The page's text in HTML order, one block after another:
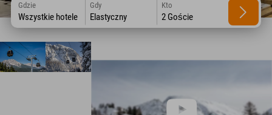
Gdzie
Wszystkie hotele
Gdy
Elastyczny
Kto
2 Goście